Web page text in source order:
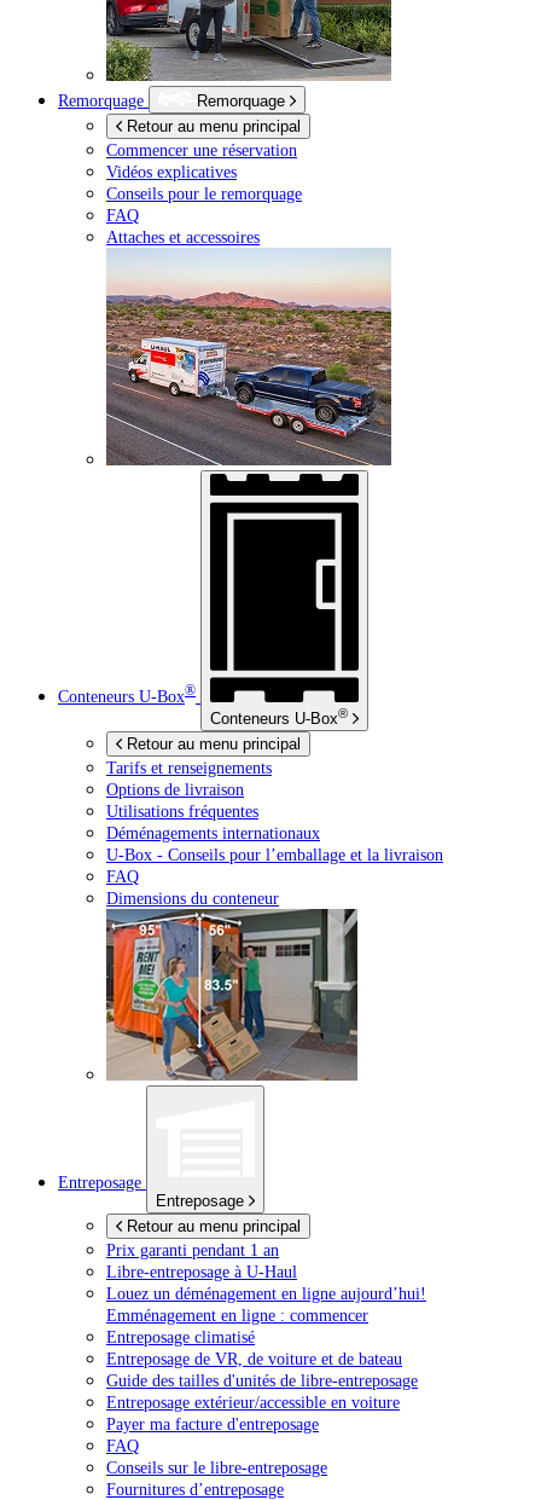
Remorquage
Remorquage
Retour au menu principal
Commencer une réservation
Vidéos explicatives
Conseils pour le remorquage
FAQ
Attaches et accessoires
Conteneurs U-Box®
Conteneurs U-Box®
Retour au menu principal
Tarifs et renseignements
Options de livraison
Utilisations fréquentes
Déménagements internationaux
U-Box - Conseils pour l’emballage et la livraison
FAQ
Dimensions du conteneur
Entreposage
Entreposage
Retour au menu principal
Prix garanti pendant 1 an
Libre-entreposage à U-Haul
Louez un déménagement en ligne aujourd’hui!
Emménagement en ligne : commencer
Entreposage climatisé
Entreposage de VR, de voiture et de bateau
Guide des tailles d'unités de libre-entreposage
Entreposage extérieur/accessible en voiture
Payer ma facture d'entreposage
FAQ
Conseils sur le libre-entreposage
Fournitures d’entreposage